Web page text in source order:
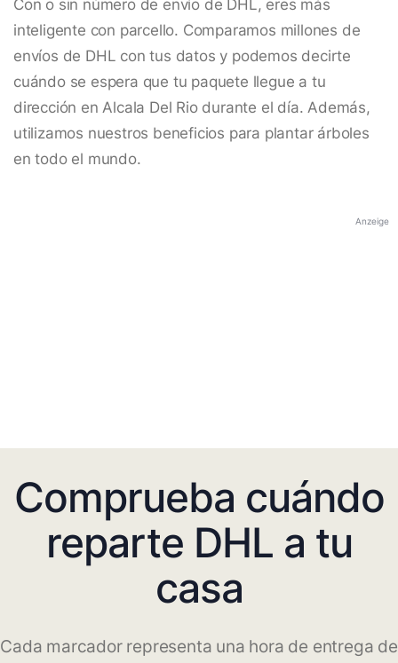
Con o sin número de envío de DHL, eres más
inteligente con parcello. Comparamos millones de
envíos de DHL con tus datos y podemos decirte
cuándo se espera que tu paquete llegue a tu
dirección en Alcala Del Rio durante el día. Además,
utilizamos nuestros beneficios para plantar árboles
en todo el mundo.
Anzeige
Comprueba cuándo
reparte DHL a tu
casa
Cada marcador representa una hora de entrega de